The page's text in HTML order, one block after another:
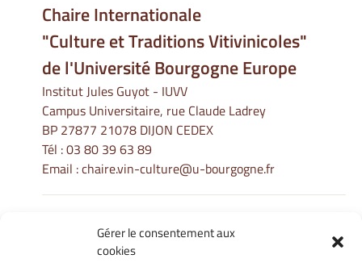
Gérer le consentement aux
cookies
Chaire Internationale
"Culture et Traditions Vitivinicoles"
de l'Université Bourgogne Europe
Institut Jules Guyot - IUVV
Campus Universitaire, rue Claude Ladrey
BP 27877 21078 DIJON CEDEX
Tél :03 80 39 63 89
Email :chaire.vin-culture@u-bourgogne.fr
Informations Légales